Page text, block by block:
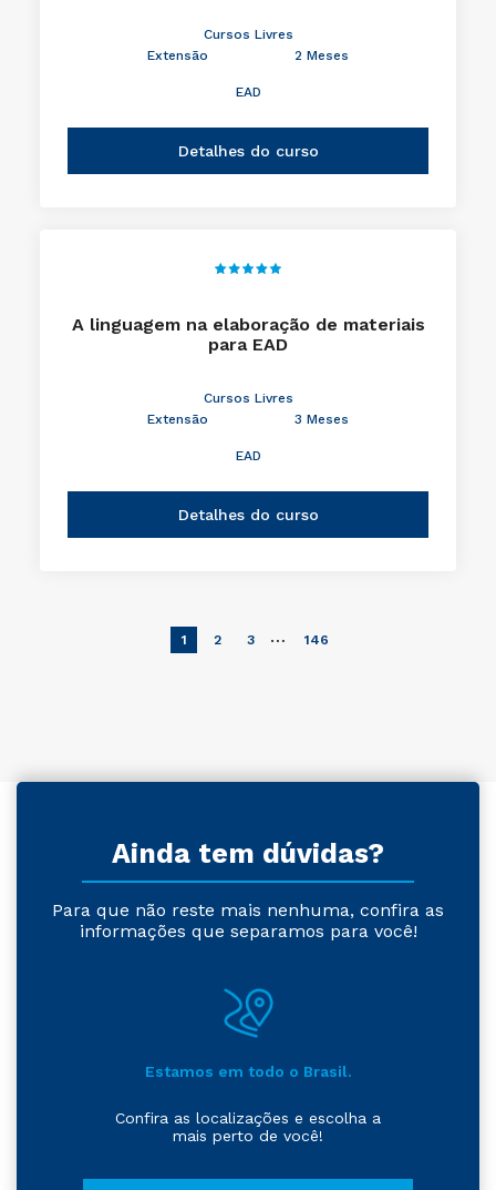
Cursos Livres
Extensão
2 Meses
EAD
Detalhes do curso
A linguagem na elaboração de materiais
para EAD
Cursos Livres
Extensão
3 Meses
EAD
Detalhes do curso
1 2 3 … 146
Ainda tem dúvidas?
Para que não reste mais nenhuma, confira as
informações que separamos para você!
Estamos em todo o Brasil.
Confira as localizações e escolha a
mais perto de você!